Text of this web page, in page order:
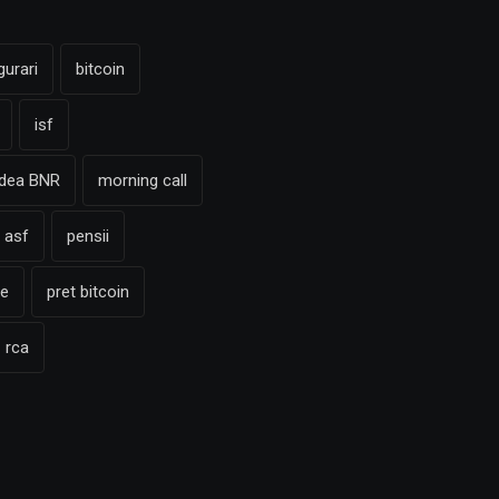
bitcoin
isf
BNR morning call
asf pensii
pret bitcoin
rca